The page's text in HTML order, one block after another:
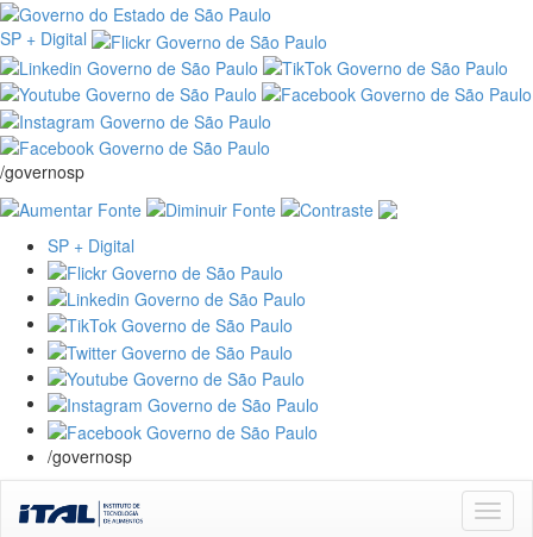
SP + Digital
/governosp
SP + Digital
/governosp
navigation